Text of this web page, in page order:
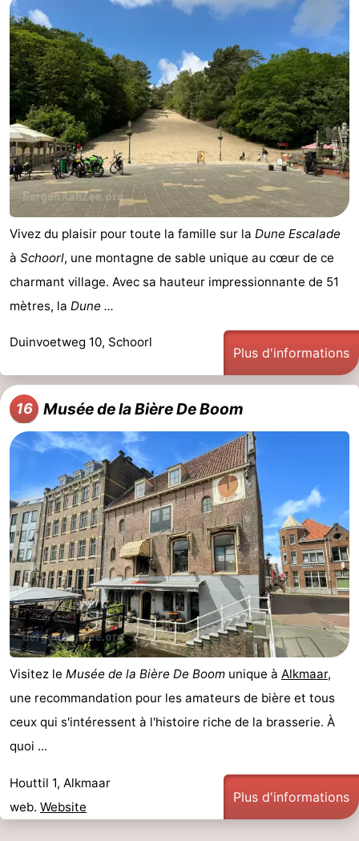
Vivez du plaisir pour toute la famille sur la Dune Escalade
à Schoorl, une montagne de sable unique au cœur de ce
charmant village. Avec sa hauteur impressionnante de 51
mètres, la Dune ...
Duinvoetweg 10, Schoorl
Plus d'informations
16 Musée de la Bière De Boom
Visitez le Musée de la Bière De Boom unique à Alkmaar,
une recommandation pour les amateurs de bière et tous
ceux qui s'intéressent à l'histoire riche de la brasserie. À
quoi ...
Houttil 1, Alkmaar
web. Website
Plus d'informations